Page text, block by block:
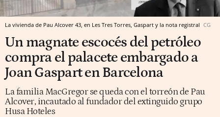
La vivienda de Pau Alcover 43, en Les Tres Torres, Gaspart y la nota registral CG
Un magnate escocés del petróleo
compra el palacete embargado a
Joan Gaspart en Barcelona
La familia MacGregor se queda con el torreón de Pau
Alcover, incautado al fundador del extinguido grupo
Husa Hoteles